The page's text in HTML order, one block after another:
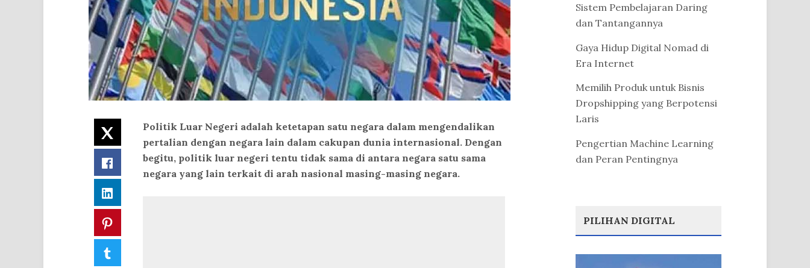
Twitter
Facebook
Politik Luar Negeri adalah ketetapan satu negara dalam mengendalikan
pertalian dengan negara lain dalam cakupan dunia internasional. Dengan
begitu, politik luar negeri tentu tidak sama di antara negara satu sama
negara yang lain terkait di arah nasional masing-masing negara.
Sistem Pembelajaran Daring
dan Tantangannya
Gaya Hidup Digital Nomad di
Era Internet
Memilih Produk untuk Bisnis
Dropshipping yang Berpotensi
Laris
Pengertian Machine Learning
dan Peran Pentingnya
PILIHAN DIGITAL